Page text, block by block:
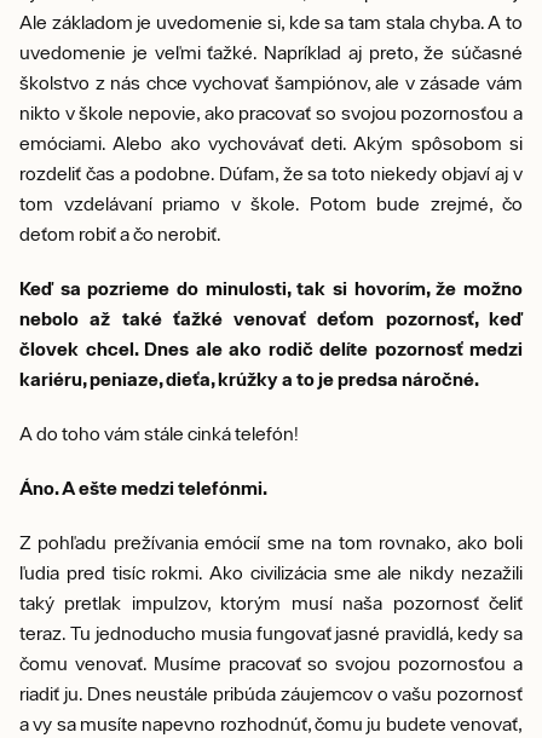
Ale základom je uvedomenie si, kde sa tam stala chyba. A to
uvedomenie je veľmi ťažké. Napríklad aj preto, že súčasné
školstvo z nás chce vychovať šampiónov, ale v zásade vám
nikto v škole nepovie, ako pracovať so svojou pozornosťou a
emóciami. Alebo ako vychovávať deti. Akým spôsobom si
rozdeliť čas a podobne. Dúfam, že sa toto niekedy objaví aj v
tom vzdelávaní priamo v škole. Potom bude zrejmé, čo
deťom robiť a čo nerobiť.
Keď sa pozrieme do minulosti, tak si hovorím, že možno
nebolo až také ťažké venovať deťom pozornosť, keď
človek chcel. Dnes ale ako rodič delíte pozornosť medzi
kariéru, peniaze, dieťa, krúžky a to je predsa náročné.
A do toho vám stále cinká telefón!
Áno. A ešte medzi telefónmi.
Z pohľadu prežívania emócií sme na tom rovnako, ako boli
ľudia pred tisíc rokmi. Ako civilizácia sme ale nikdy nezažili
taký pretlak impulzov, ktorým musí naša pozornosť čeliť
teraz. Tu jednoducho musia fungovať jasné pravidlá, kedy sa
čomu venovať. Musíme pracovať so svojou pozornosťou a
riadiť ju. Dnes neustále pribúda záujemcov o vašu pozornosť
a vy sa musíte napevno rozhodnúť, čomu ju budete venovať,